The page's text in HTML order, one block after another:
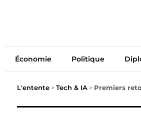
Économie Politique
L'entente> Tech & IA> Premiers